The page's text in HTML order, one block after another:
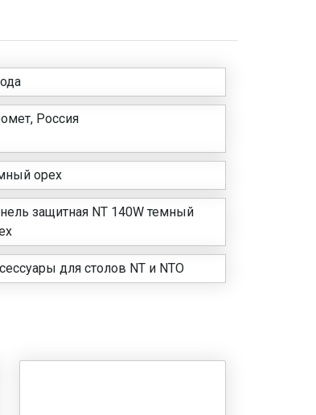
Россия
орех
защитная NT 140W темный
для столов NT и NTO